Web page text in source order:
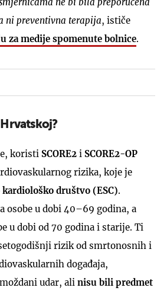
ni preventivna terapija, ističe
za medije spomenute bolnice.
koristi SCORE2 i SCORE2-OP
rizika, koje je
društvo (ESC).
osobe u dobi 40–69 godina, a
u dobi od 70 godina i starije. Ti
rizik od smrtonosnih i
događaja,
udar, ali nisu bili predmet